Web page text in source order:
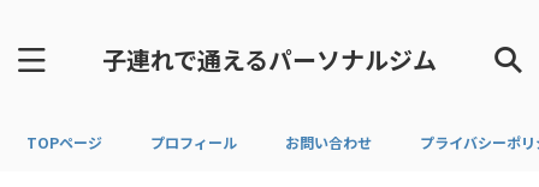
子連れで通えるパーソナルジム
TOPページ プロフィール お問い合わせ プライバシーポ